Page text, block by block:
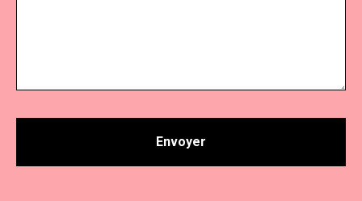
Envoyer